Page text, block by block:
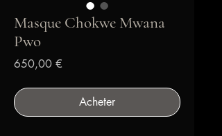
Masque Chokwe Mwana
Pwo
650,00 €
Acheter